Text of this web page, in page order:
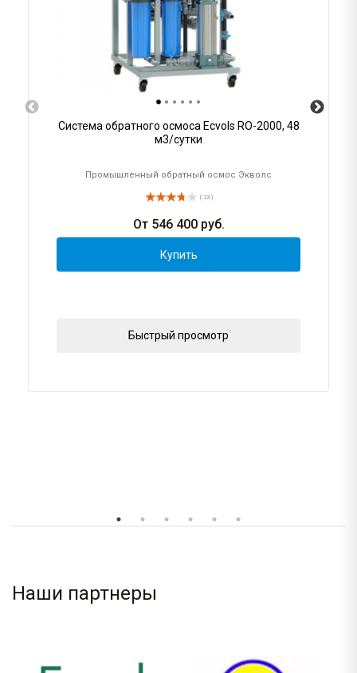
Система обратного осмоса Ecvols RO-2000, 48
м3/сутки
Промышленный обратный осмос Экволс
( 23 )
От 546 400руб.
Купить
Быстрый просмотр
Наши партнеры